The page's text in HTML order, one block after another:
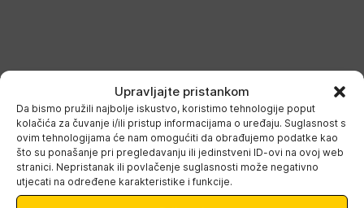
Upravljajte pristankom
Da bismo pružili najbolje iskustvo, koristimo tehnologije poput
kolačića za čuvanje i/ili pristup informacijama o uređaju. Suglasnost s
ovim tehnologijama će nam omogućiti da obrađujemo podatke kao
što su ponašanje pri pregledavanju ili jedinstveni ID-ovi na ovoj web
stranici. Nepristanak ili povlačenje suglasnosti može negativno
utjecati na određene karakteristike i funkcije.
Udruga slijepih Koprivničko-
križevačke županije